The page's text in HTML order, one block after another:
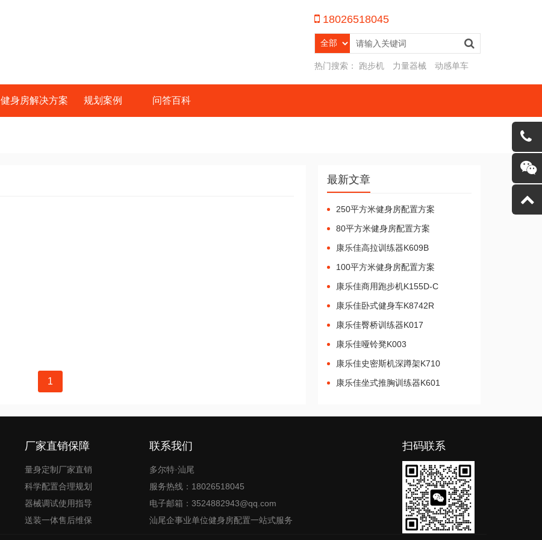
18026518045
热门搜索： 跑步机 力量器械 动感单车
健身房解决方案 规划案例 问答百科
1
最新文章
250平方米健身房配置方案
80平方米健身房配置方案
康乐佳高拉训练器K609B
100平方米健身房配置方案
康乐佳商用跑步机K155D-C
康乐佳卧式健身车K8742R
康乐佳臀桥训练器K017
康乐佳哑铃凳K003
康乐佳史密斯机深蹲架K710
康乐佳坐式推胸训练器K601
厂家直销保障
量身定制厂家直销
科学配置合理规划
器械调试使用指导
送装一体售后维保
联系我们
多尔特·汕尾
服务热线：18026518045
电子邮箱：3524882943@qq.com
汕尾企事业单位健身房配置一站式服务
扫码联系
客服微